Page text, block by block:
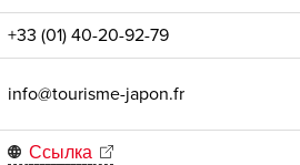
+33 (01) 40-20-92-79
info@tourisme-japon.fr
Ссылка